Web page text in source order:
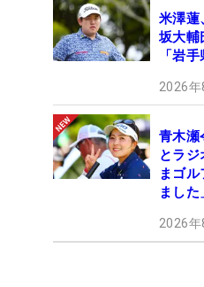
米澤蓮
坂大
「岩
2026
青木瀬
とラ
まゴ
ました
2026